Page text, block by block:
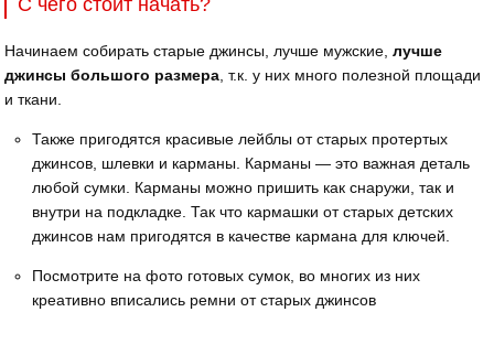
С чего стоит начать?
Начинаем собирать старые джинсы, лучше мужские,лучше
джинсы большого размера, т.к. у них много полезной площади
и ткани.
Также пригодятся красивые лейблы от старых протертых
джинсов, шлевки и карманы. Карманы — это важная деталь
любой сумки. Карманы можно пришить как снаружи, так и
внутри на подкладке. Так что кармашки от старых детских
джинсов нам пригодятся в качестве кармана для ключей.
Посмотрите на фото готовых сумок, во многих из них
креативно вписались ремни от старых джинсов